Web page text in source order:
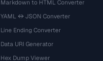
Markdown to HTML Converter
YAML ↔ JSON Converter
Line Ending Converter
Data URI Generator
Hex Dump Viewer